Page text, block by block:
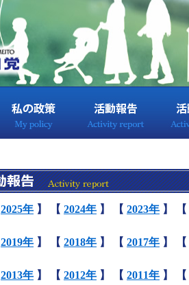
2025年 】 【 2024年 】 【 2023年 】 【
2019年 】 【 2018年 】 【 2017年 】 【
2013年 】 【 2012年 】 【 2011年 】 【